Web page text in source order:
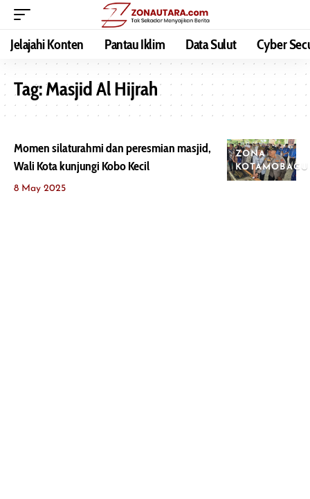
Jelajahi Konten Pantau Iklim Data Sulut Cyber
Tag:Masjid Al Hijrah
ZONA
KOTAMOBAGU
Momen silaturahmi dan peresmian masjid,
Wali Kota kunjungi Kobo Kecil
8 May 2025